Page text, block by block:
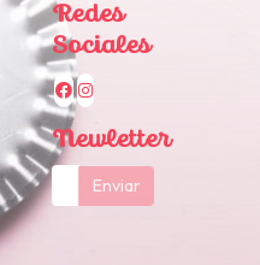
Redes
Sociales
Newletter
Enviar